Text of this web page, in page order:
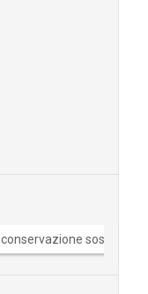
conservazione sostitutiva